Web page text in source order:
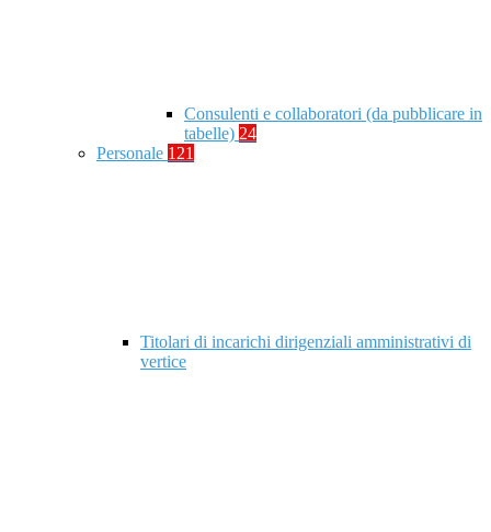
Consulenti e collaboratori (da pubblicare in
tabelle) 24
Personale 121
Titolari di incarichi dirigenziali amministrativi di
vertice